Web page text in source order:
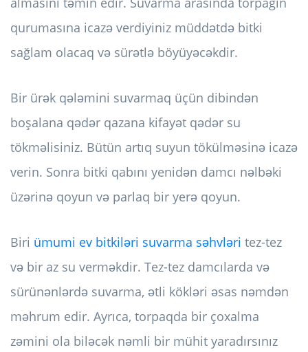
qurumasına icazə verdiyiniz müddətdə bitki
sağlam olacaq və sürətlə böyüyəcəkdir.
Bir ürək qələmini suvarmaq üçün dibindən
boşalana qədər qazana kifayət qədər su
tökməlisiniz. Bütün artıq suyun tökülməsinə icazə
verin. Sonra bitki qabını yenidən damcı nəlbəki
üzərinə qoyun və parlaq bir yerə qoyun.
Biri ümumi ev bitkiləri suvarma səhvləri tez-tez
və bir az su verməkdir. Tez-tez damcılarda və
sürünənlərdə suvarma, ətli kökləri əsas nəmdən
məhrum edir. Ayrıca, torpaqda bir çoxalma
zəmini ola biləcək nəmli bir mühit yaradırsınız